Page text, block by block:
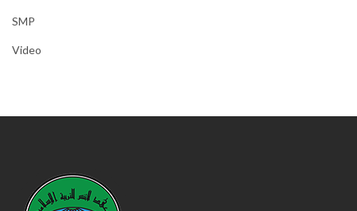
SMP
Video